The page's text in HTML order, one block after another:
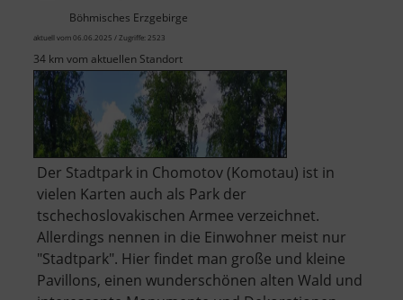
Böhmisches Erzgebirge
aktuell vom 06.06.2025 / Zugriffe: 2523
34 km vom aktuellen Standort
Der Stadtpark in Chomotov (Komotau) ist in
vielen Karten auch als Park der
tschechoslovakischen Armee verzeichnet.
Allerdings nennen in die Einwohner meist nur
"Stadtpark". Hier findet man große und kleine
Pavillons, einen wunderschönen alten Wald und